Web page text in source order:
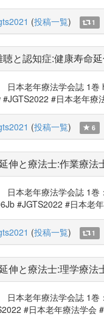
(投稿一覧) 1
聴と認知症:健康寿命
日本老年療法学会誌 1
#日本老年療
(投稿一覧) 6
伸と療法士:作業療
日本老年療法学会誌 1
#JGTS2022 #日本老
(投稿一覧) 1
伸と療法士:理学療法
日本老年療法学会誌 1
#日本老年療法学会